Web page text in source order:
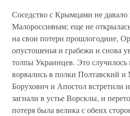
Соседство с Крымцами не
Малороссиянам; еще не
на свои потери прошлогодние,
опустошенья и грабежи и снова
толпы Украинцев. Это
ворвались в полки Полтавский
Борухович и Апостол встретили
загнали в устье Ворсклы, и
потеря была велика с обеих